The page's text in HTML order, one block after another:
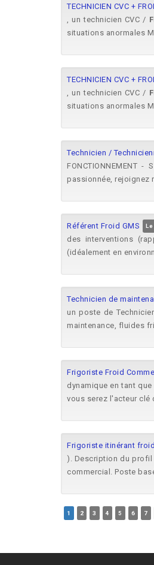
TECHNICIEN CVC +
, un technicien CVC /
situations anormales
TECHNICIEN CVC +
, un technicien CVC /
situations anormales
Technicien /
FONCTIONNEMENT
passionnée, rejoignez
Référent Froid GMS
des interventions
(idéalement en
Technicien de
un poste de
maintenance, fluides
Frigoriste Froid
dynamique en tant
vous serez l'acteur clé
Frigoriste itinérant
). Description du profil
commercial. Poste
1 2 3 4 5 6 7